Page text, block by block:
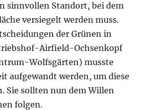
sinnvollen Standort, bei dem
versiegelt werden muss.
der Grünen in
Airfield-Ochsenkopf
Wolfsgärten) musste
aufgewandt werden, um diese
Sie sollten nun dem Willen
folgen.